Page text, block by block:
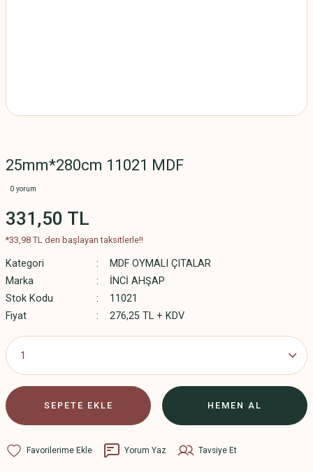
25mm*280cm 11021 MDF
0 yorum
331,50 TL
*33,98 TL den başlayan taksitlerle!!
Kategori
MDF OYMALI ÇITALAR
Marka
İNCİ AHŞAP
Stok Kodu
11021
Fiyat
276,25 TL + KDV
SEPETE EKLE HEMEN AL
Yorum Yaz Tavsiye Et